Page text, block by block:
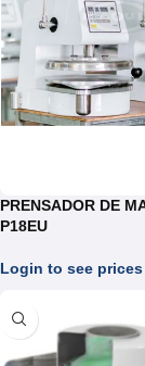
PRENSADOR DE
P18EU
Login to see prices